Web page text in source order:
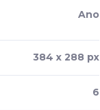
Ano
384 x 288 px
6